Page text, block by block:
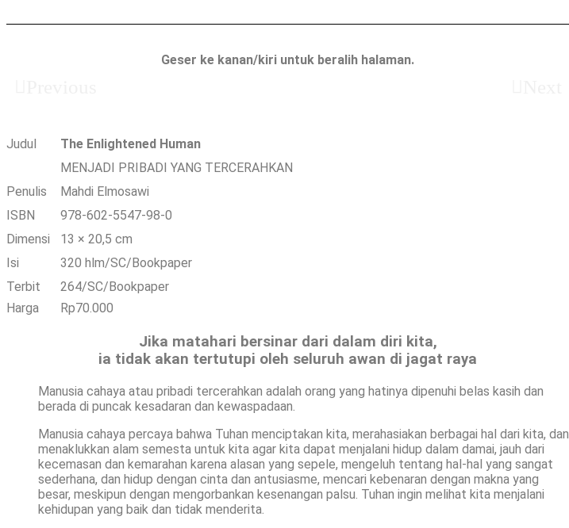
Geser ke kanan/kiri untuk beralih halaman.
Judul
The Enlightened Human
MENJADI PRIBADI YANG TERCERAHKAN
Penulis
Mahdi Elmosawi
ISBN
978-602-5547-98-0
Dimensi
13 × 20,5 cm
Isi
320 hlm/SC/Bookpaper
Terbit
264/SC/Bookpaper
Harga
Rp70.000
Jika matahari bersinar dari dalam diri kita,
ia tidak akan tertutupi oleh seluruh awan di jagat raya
Manusia cahaya atau pribadi tercerahkan adalah orang yang hatinya dipenuhi belas kasih dan
berada di puncak kesadaran dan kewaspadaan.
Manusia cahaya percaya bahwa Tuhan menciptakan kita, merahasiakan berbagai hal dari kita, dan
menaklukkan alam semesta untuk kita agar kita dapat menjalani hidup dalam damai, jauh dari
kecemasan dan kemarahan karena alasan yang sepele, mengeluh tentang hal-hal yang sangat
sederhana, dan hidup dengan cinta dan antusiasme, mencari kebenaran dengan makna yang
besar, meskipun dengan mengorbankan kesenangan palsu. Tuhan ingin melihat kita menjalani
kehidupan yang baik dan tidak menderita.